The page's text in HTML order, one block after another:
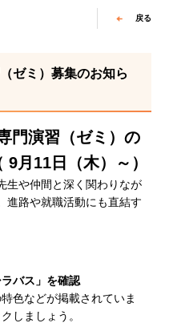
戻る
ゼミ）募集のお知ら
門演習（ゼミ）の
9月11日（木）～）
生や仲間と深く関わりなが
進路や就職活動にも直結す
ラバス」を確認
色などが掲載されていま
しましょう。